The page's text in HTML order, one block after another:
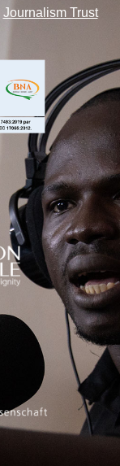
Journalism Trust